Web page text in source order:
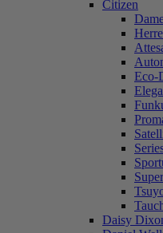
Citizen
Eco-
Daisy